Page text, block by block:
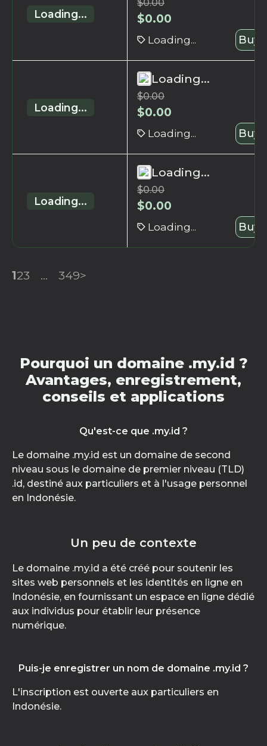
Loading...
$0.00
$0.00
Loading... Buy
Loading...
Loading...
$0.00
$0.00
Loading... Buy
Loading...
Loading...
$0.00
$0.00
Loading... Buy
123 ... 349>
Pourquoi un domaine .my.id ?
Avantages, enregistrement,
conseils et applications
Qu'est-ce que .my.id ?
Le domaine .my.id est un domaine de second
niveau sous le domaine de premier niveau (TLD)
.id, destiné aux particuliers et à l'usage personnel
en Indonésie.
Un peu de contexte
Le domaine .my.id a été créé pour soutenir les
sites web personnels et les identités en ligne en
Indonésie, en fournissant un espace en ligne dédié
aux individus pour établir leur présence
numérique.
Puis-je enregistrer un nom de domaine .my.id ?
L'inscription est ouverte aux particuliers en
Indonésie.